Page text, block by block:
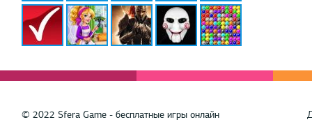
© 2022 Sfera Game - бесплатные игры онлайн